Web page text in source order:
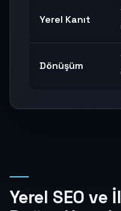
Yerel Kanıt
Dönüşüm
Yerel SEO ve